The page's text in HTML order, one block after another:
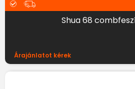
Shua 68
Árajánlatot kérek